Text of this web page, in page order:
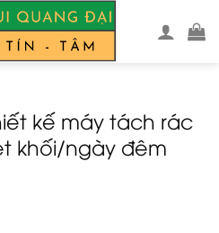
kế máy tách rác
khối/ngày đêm